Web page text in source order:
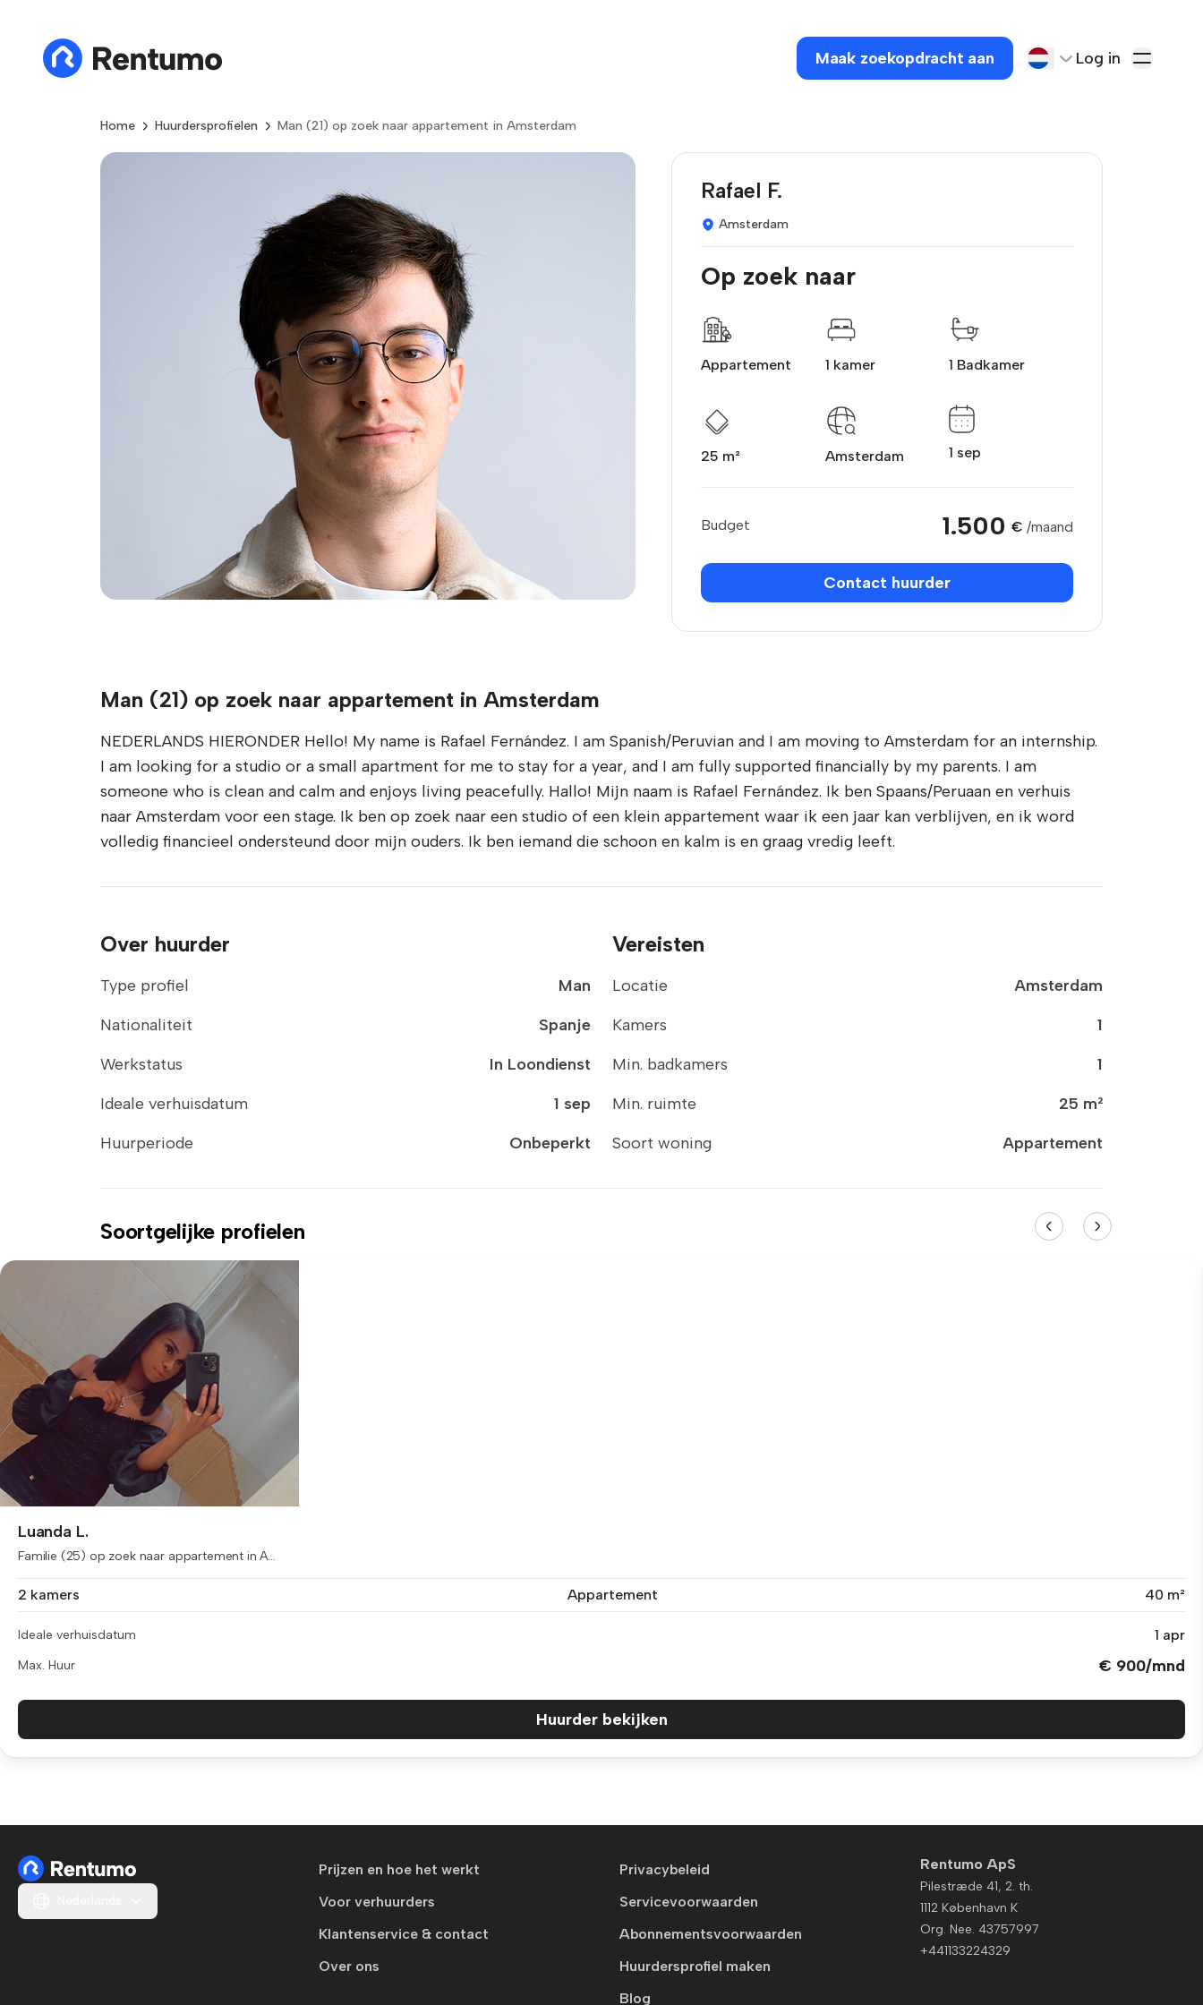
Maak zoekopdracht aan Log in
Home Huurdersprofielen Man (21) op zoek naar appartement in Amsterdam
Rafael F.
Amsterdam
Op zoek naar
Appartement 1 kamer 1 Badkamer
25 m² Amsterdam 1 sep
Budget 1.500 € /maand
Contact huurder
Man (21) op zoek naar appartement in Amsterdam
NEDERLANDS HIERONDER Hello! My name is Rafael Fernández. I am Spanish/Peruvian and I am moving to Amsterdam for an internship.
I am looking for a studio or a small apartment for me to stay for a year, and I am fully supported financially by my parents. I am
someone who is clean and calm and enjoys living peacefully. Hallo! Mijn naam is Rafael Fernández. Ik ben Spaans/Peruaan en verhuis
naar Amsterdam voor een stage. Ik ben op zoek naar een studio of een klein appartement waar ik een jaar kan verblijven, en ik word
volledig financieel ondersteund door mijn ouders. Ik ben iemand die schoon en kalm is en graag vredig leeft.
Over huurder
Type profiel
Man
Nationaliteit
Spanje
Werkstatus
In Loondienst
Ideale verhuisdatum
1 sep
Huurperiode
Onbeperkt
Vereisten
Locatie
Amsterdam
Kamers
1
Min. badkamers
1
Min. ruimte
25 m²
Soort woning
Appartement
Soortgelijke profielen
Luanda L.
Familie (25) op zoek naar appartement in A...
2 kamers Appartement 40 m²
Ideale verhuisdatum 1 apr
Max. Huur € 900/mnd
Huurder bekijken
Prijzen en hoe het werkt
Voor verhuurders
Klantenservice & contact
Over ons
Privacybeleid
Servicevoorwaarden
Abonnementsvoorwaarden
Huurdersprofiel maken
Blog
Rentumo ApS
Pilestræde 41, 2. th.
1112 København K
Org. Nee. 43757997
+441133224329